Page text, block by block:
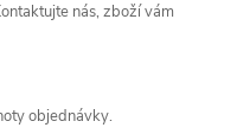
nás, zboží vám
objednávky.